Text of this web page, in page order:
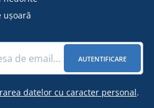
ușoară
AUTENTIFICARE
datelor cu caracter personal.